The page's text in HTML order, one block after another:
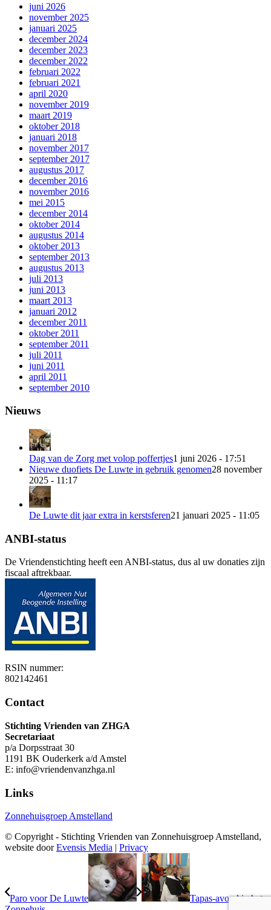
juni 2026
november 2025
januari 2025
december 2024
december 2023
december 2022
februari 2022
februari 2021
april 2020
november 2019
maart 2019
oktober 2018
januari 2018
november 2017
september 2017
augustus 2017
december 2016
november 2016
mei 2015
december 2014
oktober 2014
augustus 2014
oktober 2013
september 2013
augustus 2013
juli 2013
juni 2013
maart 2013
januari 2012
december 2011
oktober 2011
september 2011
juli 2011
juni 2011
april 2011
september 2010
Nieuws
Dag van de Zorg met volop poffertjes1 juni 2026 - 17:51
Nieuwe duofiets De Luwte in gebruik genomen28 november
2025 - 11:17
De Luwte dit jaar extra in kerstsferen21 januari 2025 - 11:05
ANBI-status
De Vriendenstichting heeft een ANBI-status, dus al uw donaties zijn
fiscaal aftrekbaar.
RSIN nummer:
802142461
Contact
Stichting Vrienden van ZHGA
Secretariaat
p/a Dorpsstraat 30
1191 BK Ouderkerk a/d Amstel
E: info@vriendenvanzhga.nl
Links
Zonnehuisgroep Amstelland
© Copyright - Stichting Vrienden van Zonnehuisgroep Amstelland,
website doorEvensis Media | Privacy
Paro voor De Luwte
Tapas-avond in het